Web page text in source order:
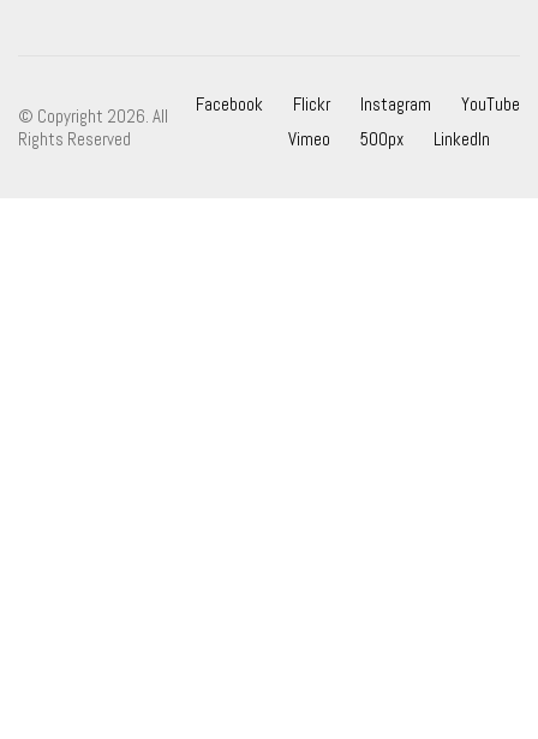
Facebook Flickr Instagram
YouTube
Vimeo
500px LinkedIn
© Copyright 2026. All
Rights Reserved